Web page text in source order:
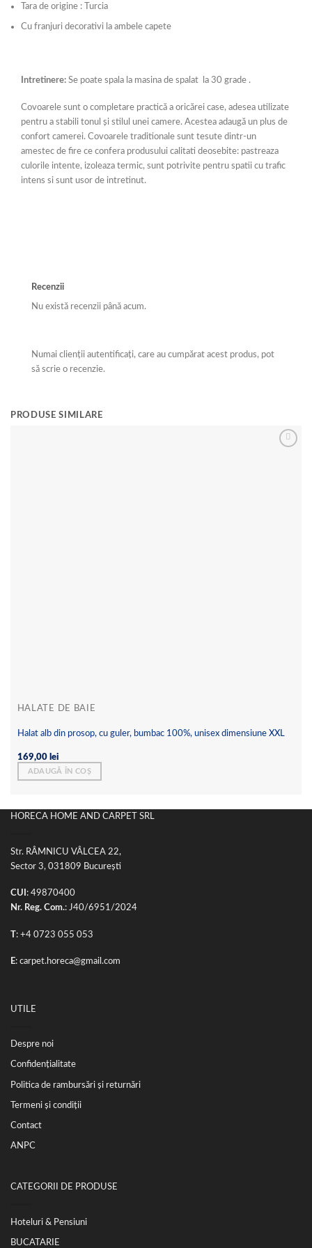
Tara de origine : Turcia
Cu franjuri decorativi la ambele capete
Intretinere: Se poate spala la masina de spalat la 30 grade .
Covoarele sunt o completare practică a oricărei case, adesea utilizate
pentru a stabili tonul și stilul unei camere. Acestea adaugă un plus de
confort camerei. Covoarele traditionale sunt tesute dintr-un
amestec de fire ce confera produsului calitati deosebite: pastreaza
culorile intente, izoleaza termic, sunt potrivite pentru spatii cu trafic
intens si sunt usor de intretinut.
Recenzii
Nu există recenzii până acum.
Numai clienții autentificați, care au cumpărat acest produs, pot
să scrie o recenzie.
PRODUSE SIMILARE
HALATE DE BAIE
Halat alb din prosop, cu guler, bumbac 100%, unisex dimensiune XXL
169,00 lei
ADAUGĂ ÎN COȘ
HORECA HOME AND CARPET SRL
Str. RÂMNICU VÂLCEA 22,
Sector 3, 031809 București
CUI : 49870400
Nr. Reg. Com.: J40/6951/2024
T: +4 0723 055 053
E: carpet.horeca@gmail.com
UTILE
Despre noi
Confidențialitate
Politica de rambursări și returnări
Termeni și condiții
Contact
ANPC
CATEGORII DE PRODUSE
Hoteluri & Pensiuni
BUCATARIE